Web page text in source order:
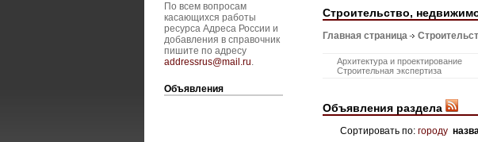
По всем вопросам
касающихся работы
ресурса Адреса России и
добавления в справочник
пишите по адресу
addressrus@mail.ru.
Объявления
Строительство,
Главная страница
Архитектура и проектирование
Строительная экспертиза
Объявления раздела
Сортировать по: городу